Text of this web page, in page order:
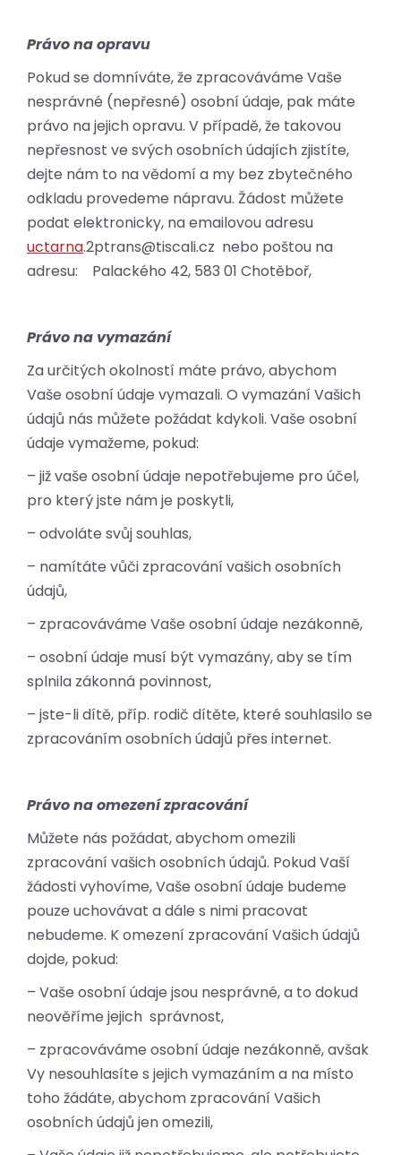
Právo na opravu
Pokud se domníváte, že zpracováváme Vaše
nesprávné (nepřesné) osobní údaje, pak máte
právo na jejich opravu. V případě, že takovou
nepřesnost ve svých osobních údajích zjistíte,
dejte nám to na vědomí a my bez zbytečného
odkladu provedeme nápravu. Žádost můžete
podat elektronicky, na emailovou adresu
uctarna.2ptrans@tiscali.cz nebo poštou na
adresu: Palackého 42, 583 01 Chotěboř,
Právo na vymazání
Za určitých okolností máte právo, abychom
Vaše osobní údaje vymazali. O vymazání Vašich
údajů nás můžete požádat kdykoli. Vaše osobní
údaje vymažeme, pokud:
– již vaše osobní údaje nepotřebujeme pro účel,
pro který jste nám je poskytli,
– odvoláte svůj souhlas,
– namítáte vůči zpracování vašich osobních
údajů,
– zpracováváme Vaše osobní údaje nezákonně,
– osobní údaje musí být vymazány, aby se tím
splnila zákonná povinnost,
– jste-li dítě, příp. rodič dítěte, které souhlasilo se
zpracováním osobních údajů přes internet.
Právo na omezení zpracování
Můžete nás požádat, abychom omezili
zpracování vašich osobních údajů. Pokud Vaší
žádosti vyhovíme, Vaše osobní údaje budeme
pouze uchovávat a dále s nimi pracovat
nebudeme. K omezení zpracování Vašich údajů
dojde, pokud:
– Vaše osobní údaje jsou nesprávné, a to dokud
neověříme jejich správnost,
– zpracováváme osobní údaje nezákonně, avšak
Vy nesouhlasíte s jejich vymazáním a na místo
toho žádáte, abychom zpracování Vašich
osobních údajů jen omezili,